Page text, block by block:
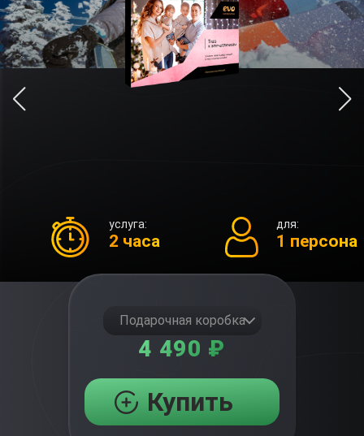
услуга:
2 часа
для:
1 персона
Подарочная коробка
4 490 ₽
Купить